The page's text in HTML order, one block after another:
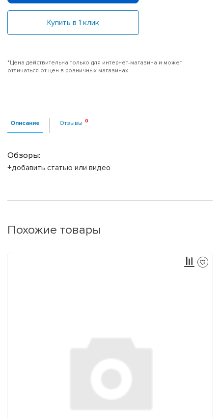
Купить в 1 клик
*Цена действительна только для интернет-магазина и может
отличаться от цен в розничных магазинах
Описание Отзывы
Обзоры:
+добавить статью или видео
Похожие товары